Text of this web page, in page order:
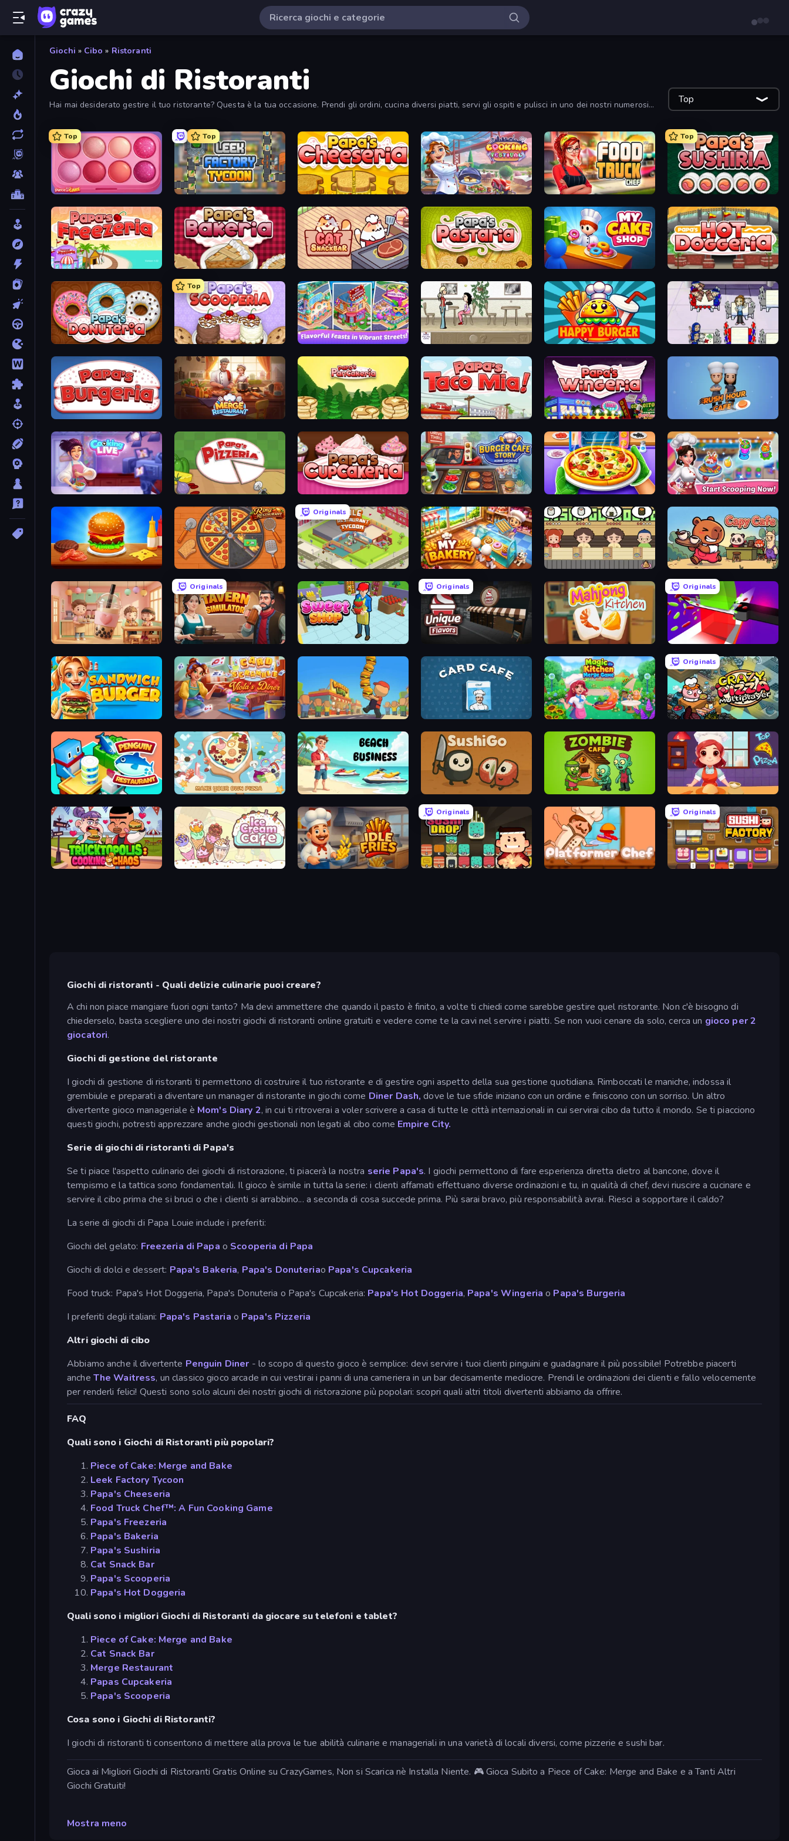
Giochi » Cibo » Ristoranti
Giochi di Ristoranti
Hai mai desiderato gestire il tuo ristorante? Questa è la tua occasione. Prendi gli ordini, cucina diversi piatti, servi gli ospiti e pulisci in uno dei nostri numerosi
Top
Top
Piece of Cake: Merge and Bake
Top
Leek Factory Tycoon Papa's Cheeseria Cooking Festival Food Truck Chef™: A Fun Cooking Game
Top
Papa's Sushiria
Papa's Freezeria Papa's Bakeria Cat Snack Bar Papa's Pastaria My Cake Shop Papa's Hot Doggeria
Papa's Donuteria
Top
Papa's Scooperia Mom's Diary 2 The Waitress Happy Burger Diner Dash
Papa's Burgeria Merge Restaurant Papa's Pancakeria Papa's Taco Mia Papa's Wingeria Rush Hour Cafe
Cooking Live Papa's Pizzeria Papas Cupcakeria Burger Cafe Story ASMR Cooking Pizza Maker Ice Cream Fever: Cooking Game
Burger Cafe Ring Restaurant
Originals
Idle Restaurant Tycoon My bakery Capy Cafe
Boba Shop
Originals
Tavern Simulator Sweet Shop 3D
Originals
Mahjong Kitchen
Originals
Jelly Restaurant
Sandwich Burger Card Scramble: Viola's Diner Burger Life Card Cafe Magic Kitchen: Merge Game
Originals
Crazy Pizza Multiplayer
Penguin Restaurant ABC Pizza Maker Beach Business Zombie Cafe Top Pizza
Trucktopolis Cooking Chaos Ice Cream Cafe Idle Fries
Originals
Sushi Drop Platformer Chef
Originals
Sushi Factory
Giochi di ristoranti - Quali delizie culinarie puoi creare?
A chi non piace mangiare fuori ogni tanto? Ma devi ammettere che quando il pasto è finito, a volte ti chiedi come sarebbe gestire quel ristorante. Non c'è bisogno di
chiederselo, basta scegliere uno dei nostri giochi di ristoranti online gratuiti e vedere come te la cavi nel servire i piatti. Se non vuoi cenare da solo, cerca un gioco per 2
giocatori.
Giochi di gestione del ristorante
I giochi di gestione di ristoranti ti permettono di costruire il tuo ristorante e di gestire ogni aspetto della sua gestione quotidiana. Rimboccati le maniche, indossa il
grembiule e preparati a diventare un manager di ristorante in giochi come Diner Dash, dove le tue sfide iniziano con un ordine e finiscono con un sorriso. Un altro
divertente gioco manageriale è Mom's Diary 2, in cui ti ritroverai a voler scrivere a casa di tutte le città internazionali in cui servirai cibo da tutto il mondo. Se ti piacciono
questi giochi, potresti apprezzare anche giochi gestionali non legati al cibo come Empire City.
Serie di giochi di ristoranti di Papa's
Se ti piace l'aspetto culinario dei giochi di ristorazione, ti piacerà la nostra serie Papa's. I giochi permettono di fare esperienza diretta dietro al bancone, dove il
tempismo e la tattica sono fondamentali. Il gioco è simile in tutta la serie: i clienti affamati effettuano diverse ordinazioni e tu, in qualità di chef, devi riuscire a cucinare e
servire il cibo prima che si bruci o che i clienti si arrabbino... a seconda di cosa succede prima. Più sarai bravo, più responsabilità avrai. Riesci a sopportare il caldo?
La serie di giochi di Papa Louie include i preferiti:
Giochi del gelato: Freezeria di Papa o Scooperia di Papa
Giochi di dolci e dessert: Papa's Bakeria, Papa's Donuteriao Papa's Cupcakeria
Food truck: Papa's Hot Doggeria, Papa's Donuteria o Papa's Cupcakeria: Papa's Hot Doggeria, Papa's Wingeria o Papa's Burgeria
I preferiti degli italiani: Papa's Pastaria o Papa's Pizzeria
Altri giochi di cibo
Abbiamo anche il divertente Penguin Diner - lo scopo di questo gioco è semplice: devi servire i tuoi clienti pinguini e guadagnare il più possibile! Potrebbe piacerti
anche The Waitress, un classico gioco arcade in cui vestirai i panni di una cameriera in un bar decisamente mediocre. Prendi le ordinazioni dei clienti e fallo velocemente
per renderli felici! Questi sono solo alcuni dei nostri giochi di ristorazione più popolari: scopri quali altri titoli divertenti abbiamo da offrire.
FAQ
Quali sono i Giochi di Ristoranti più popolari?
Piece of Cake: Merge and Bake
Leek Factory Tycoon
Papa's Cheeseria
Food Truck Chef™: A Fun Cooking Game
Papa's Freezeria
Papa's Bakeria
Papa's Sushiria
Cat Snack Bar
Papa's Scooperia
Papa's Hot Doggeria
Quali sono i migliori Giochi di Ristoranti da giocare su telefoni e tablet?
Piece of Cake: Merge and Bake
Cat Snack Bar
Merge Restaurant
Papas Cupcakeria
Papa's Scooperia
Cosa sono i Giochi di Ristoranti?
I giochi di ristoranti ti consentono di mettere alla prova le tue abilità culinarie e manageriali in una varietà di locali diversi, come pizzerie e sushi bar.
Gioca ai Migliori Giochi di Ristoranti Gratis Online su CrazyGames, Non si Scarica nè Installa Niente. 🎮 Gioca Subito a Piece of Cake: Merge and Bake e a Tanti Altri
Giochi Gratuiti!
Mostra meno